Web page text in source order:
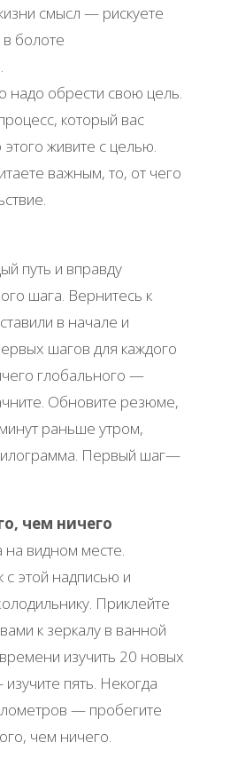
смысл — рискуете
в болоте
надо обрести свою цель.
который вас
живите с целью.
важным, то, от чего
путь и вправду
шага. Вернитесь к
в начале и
шагов для каждого
глобального —
Обновите резюме,
раньше утром,
Первый шаг—
чем ничего
видном месте.
с этой надписью и
Приклейте
к зеркалу в ванной
изучить 20 новых
пять. Некогда
— пробегите
чем ничего.